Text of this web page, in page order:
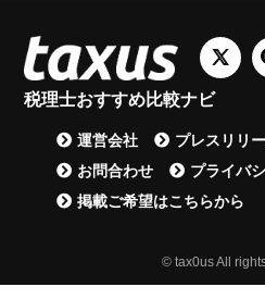
税理士おすすめ比較ナビ
運営会社 プレスリリ
お問合わせ
プライバ
掲載ご希望はこちらから
© tax0us All